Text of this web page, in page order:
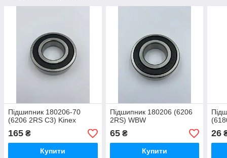
Підшипник 180206-70
(6206 2RS С3) Kinex
165 ₴
Купити
Підшипник 180206 (6206
2RS) WBW
65₴
Купити
26